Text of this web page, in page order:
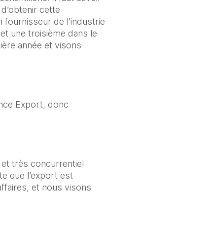
cette
de l’industrie
une troisième dans le
année et visons
Export, donc
et très concurrentiel
que l’export est
et nous visons